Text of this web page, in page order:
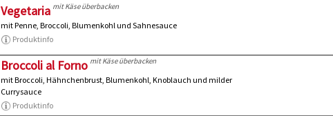
Vegetaria mit Käse überbacken
mit Penne, Broccoli, Blumenkohl und Sahnesauce
Produktinfo
Broccoli al Forno mit Käse überbacken
mit Broccoli, Hähnchenbrust, Blumenkohl, Knoblauch und milder
Currysauce
Produktinfo